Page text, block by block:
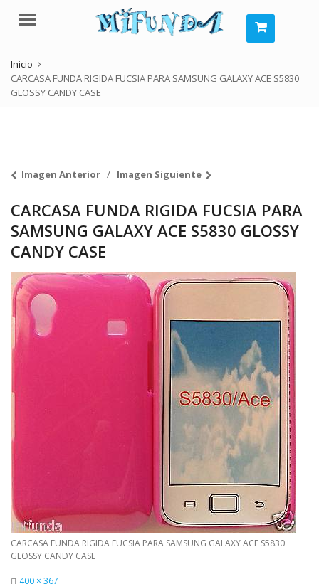
Menú
Inicio
CARCASA FUNDA RIGIDA FUCSIA PARA SAMSUNG GALAXY ACE S5830
GLOSSY CANDY CASE
Imagen Anterior Imagen Siguiente
CARCASA FUNDA RIGIDA FUCSIA PARA
SAMSUNG GALAXY ACE S5830 GLOSSY
CANDY CASE
CARCASA FUNDA RIGIDA FUCSIA PARA SAMSUNG GALAXY ACE S5830
GLOSSY CANDY CASE
Tamaño
400 × 367